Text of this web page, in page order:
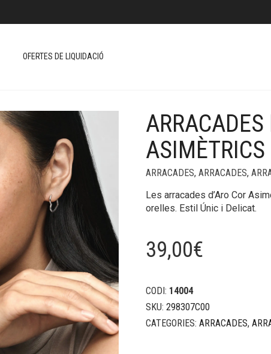
OFERTES DE LIQUIDACIÓ
ARRACADES
ARRACADES, ARRACADES,
Les arracades d’Aro Cor
orelles. Estil Únic i Delicat.
39,00€
CODI: 14004
SKU: 298307C00
CATEGORIES: ARRACADES,